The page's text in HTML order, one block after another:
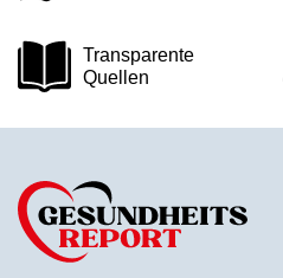
Transparente
Quellen